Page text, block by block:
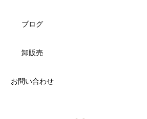
ブログ
卸販売
お問い合わせ